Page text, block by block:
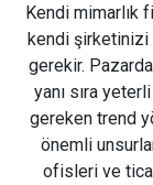
Kendi mimarlık
kendi şirketinizi
gerekir.
yanı sıra
gereken trend
önemli
ofisleri ve